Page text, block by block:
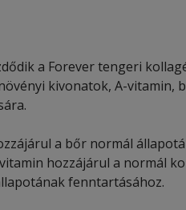
a Forever tengeri
kivonatok, A-vitamin,
a bőr normál
hozzájárul a normál
fenntartásához.